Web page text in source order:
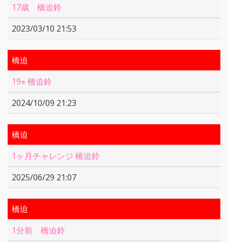
17歳 橋迫鈴
2023/03/10 21:53
橋迫
19⭐︎ 橋迫鈴
2024/10/09 21:23
橋迫
1ヶ月チャレンジ 橋迫鈴
2025/06/29 21:07
橋迫
1分前 橋迫鈴